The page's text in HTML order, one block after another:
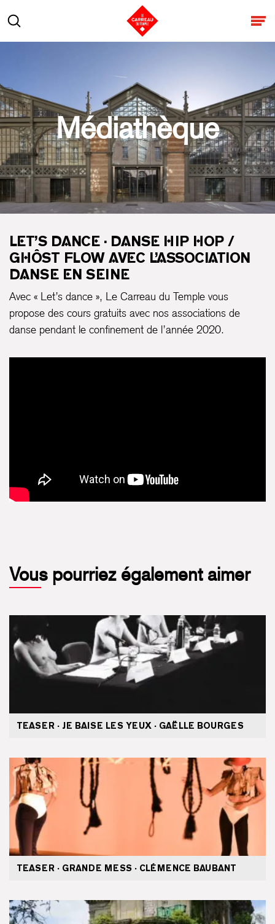
Rechercher
Médiathèque
LET’S DANCE · DANSE HIP HOP /
GHÔST FLOW AVEC L’ASSOCIATION
DANSE EN SEINE
Avec « Let’s dance », Le Carreau du Temple vous
propose des cours gratuits avec nos associations de
danse pendant le confinement de l’année 2020.
Vous pourriez également aimer
TEASER · JE BAISE LES YEUX · GAËLLE BOURGES
TEASER · GRANDE MESS · CLÉMENCE BAUBANT